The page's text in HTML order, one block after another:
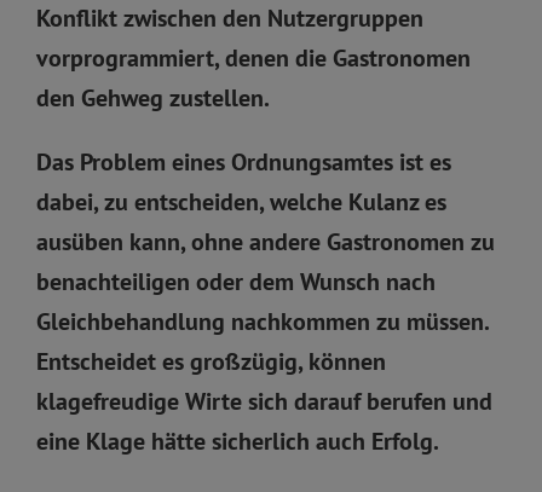
Konflikt zwischen den Nutzergruppen
vorprogrammiert, denen die Gastronomen
den Gehweg zustellen.
Das Problem eines Ordnungsamtes ist es
dabei, zu entscheiden, welche Kulanz es
ausüben kann, ohne andere Gastronomen zu
benachteiligen oder dem Wunsch nach
Gleichbehandlung nachkommen zu müssen.
Entscheidet es großzügig, können
klagefreudige Wirte sich darauf berufen und
eine Klage hätte sicherlich auch Erfolg.